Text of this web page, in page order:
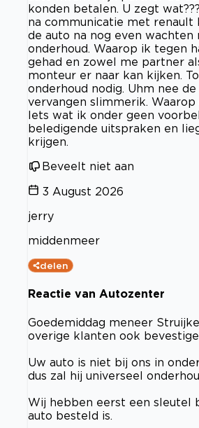
konden betalen. U zegt
na communicatie met
de auto na nog even
onderhoud. Waarop ik tegen
gehad en zowel me partner
monteur er naar kan kijken.
onderhoud nodig. Uhm nee
vervangen slimmerik.
Iets wat ik onder geen
beledigende uitspraken en
krijgen.
Beveelt niet aan
3 August 2026
jerry
middenmeer
delen
Reactie van Autozenter
Goedemiddag meneer
overige klanten ook
Uw auto is niet bij ons in
dus zal hij universeel
Wij hebben eerst een sleutel
auto besteld is.